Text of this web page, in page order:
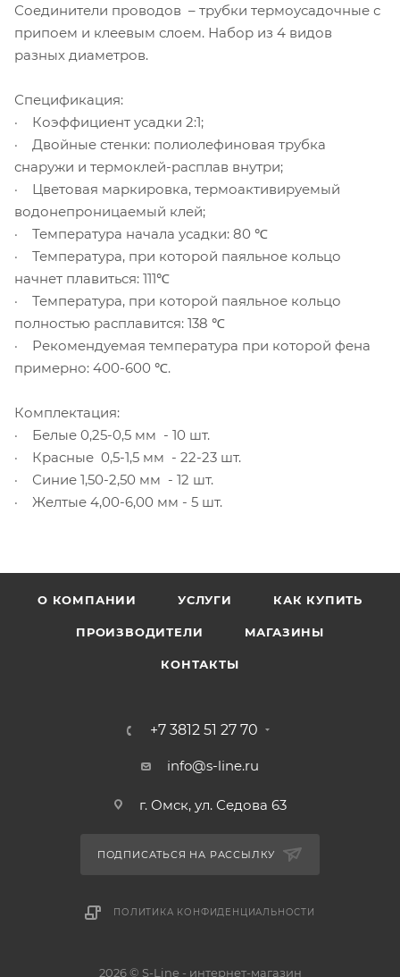
Соединители проводов – трубки термоусадочные с
припоем и клеевым слоем. Набор из 4 видов
разных диаметров.
Спецификация:
· Коэффициент усадки 2:1;
· Двойные стенки: полиолефиновая трубка
снаружи и термоклей-расплав внутри;
· Цветовая маркировка, термоактивируемый
водонепроницаемый клей;
· Температура начала усадки: 80 ℃
· Температура, при которой паяльное кольцо
начнет плавиться: 111℃
· Температура, при которой паяльное кольцо
полностью расплавится: 138 ℃
· Рекомендуемая температура при которой фена
примерно: 400-600 ℃.
Комплектация:
· Белые 0,25-0,5 мм - 10 шт.
· Красные 0,5-1,5 мм - 22-23 шт.
· Синие 1,50-2,50 мм - 12 шт.
· Желтые 4,00-6,00 мм - 5 шт.
О КОМПАНИИ УСЛУГИ КАК КУПИТЬ
ПРОИЗВОДИТЕЛИ МАГАЗИНЫ
КОНТАКТЫ
+7 3812 51 27 70
info@s-line.ru
г. Омск, ул. Седова 63
ПОДПИСАТЬСЯ НА РАССЫЛКУ
ПОЛИТИКА КОНФИДЕНЦИАЛЬНОСТИ
2026 © S-Line - интернет-магазин